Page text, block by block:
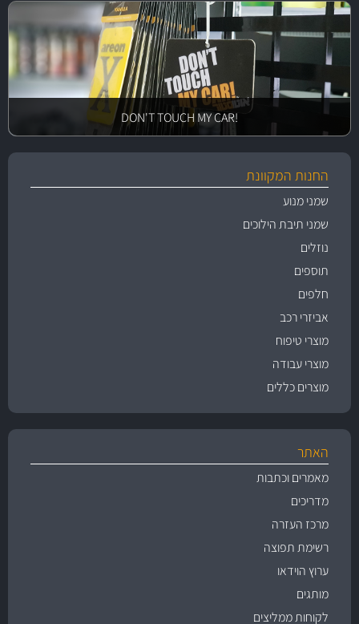
!DON'T TOUCH MY CAR
החנות המקוונת
שמני מנוע
שמני תיבת הילוכים
נוזלים
תוספים
חלפים
אביזרי רכב
מוצרי טיפוח
מוצרי עבודה
מוצרים כללים
האתר
מאמרים וכתבות
מדריכים
מרכז העזרה
רשימת תפוצה
ערוץ הוידאו
מותגים
לקוחות ממליצים